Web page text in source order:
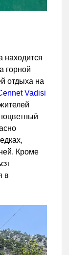
находится
горной
отдыха на
Vadisi
Кроме
в